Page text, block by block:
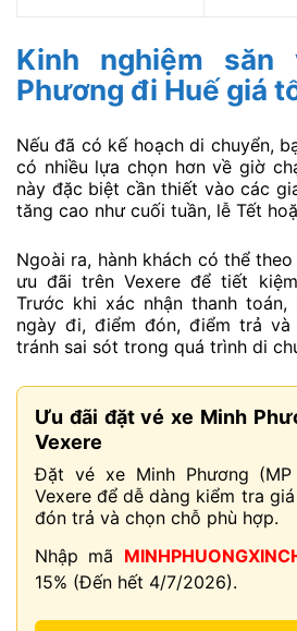
Kinh nghiệm săn
Phương đi Huế giá
Nếu đã có kế hoạch di chuyển,
có nhiều lựa chọn hơn về giờ
này đặc biệt cần thiết vào các
tăng cao như cuối tuần, lễ Tết
Ngoài ra, hành khách có thể
ưu đãi trên Vexere để tiết
Trước khi xác nhận thanh
ngày đi, điểm đón, điểm trả
tránh sai sót trong quá trình di
Ưu đãi đặt vé xe Minh
Vexere
Đặt vé xe Minh Phương
Vexere để dễ dàng kiểm tra
đón trả và chọn chỗ phù hợp.
Nhập mã
15% (Đến hết 4/7/2026).